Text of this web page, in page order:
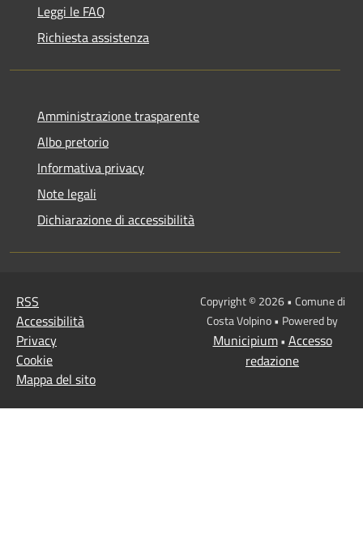
Leggi le FAQ
Richiesta assistenza
Amministrazione trasparente
Albo pretorio
Informativa privacy
Note legali
Dichiarazione di accessibilità
RSS
Accessibilità
Privacy
Cookie
Mappa del sito
Copyright © 2026 • Comune di
Costa Volpino • Powered by
Municipium• Accesso
redazione